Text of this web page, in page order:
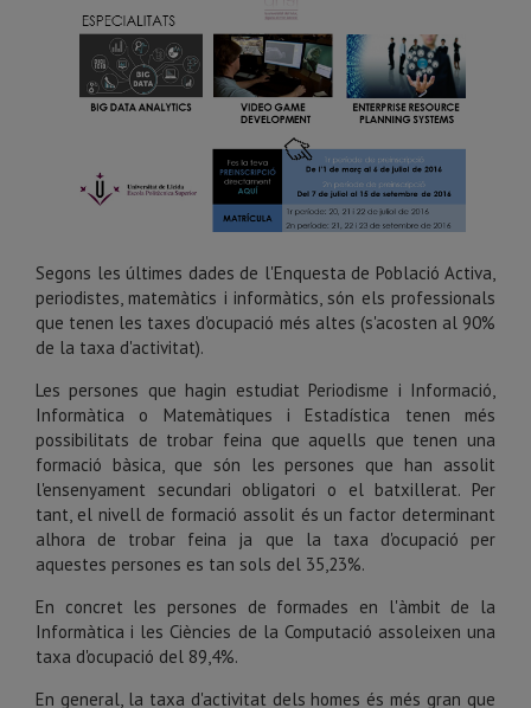
Segons les últimes dades de l'Enquesta de Població Activa,
periodistes, matemàtics i informàtics, són els professionals
que tenen les taxes d'ocupació més altes (s'acosten al 90%
de la taxa d'activitat).
Les persones que hagin estudiat Periodisme i Informació,
Informàtica o Matemàtiques i Estadística tenen més
possibilitats de trobar feina que aquells que tenen una
formació bàsica, que són les persones que han assolit
l'ensenyament secundari obligatori o el batxillerat. Per
tant, el nivell de formació assolit és un factor determinant
alhora de trobar feina ja que la taxa d'ocupació per
aquestes persones es tan sols del 35,23%.
En concret les persones de formades en l'àmbit de la
Informàtica i les Ciències de la Computació assoleixen una
taxa d'ocupació del 89,4%.
En general, la taxa d'activitat dels homes és més gran que